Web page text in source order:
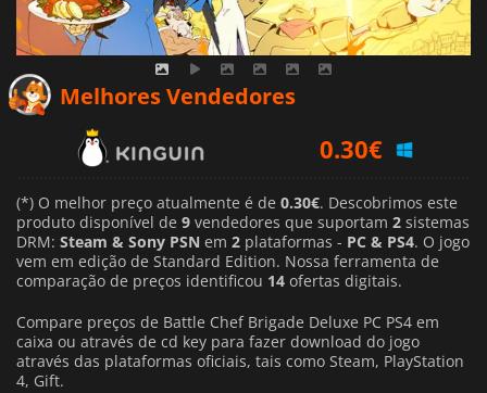
Melhores Vendedores
1.17€
1.49€
(*) O melhor preço atualmente é de 0.30€. Descobrimos este
produto disponível de 9 vendedores que suportam 2 sistemas
DRM: Steam & Sony PSN em 2 plataformas - PC & PS4. O jogo
vem em edição de Standard Edition. Nossa ferramenta de
comparação de preços identificou 14 ofertas digitais.
Compare preços de Battle Chef Brigade Deluxe PC PS4 em
caixa ou através de cd key para fazer download do jogo
através das plataformas oficiais, tais como Steam, PlayStation
4, Gift.